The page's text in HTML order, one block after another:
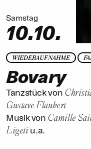
WIEDERAUFNAHME
Bovary
Tanzstück von
Gustave Flaubert
Musik von Camille
Ligetiu.a.
Samstag
10.10.